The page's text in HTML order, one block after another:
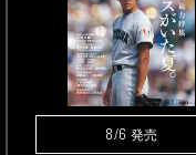
8/6 発売